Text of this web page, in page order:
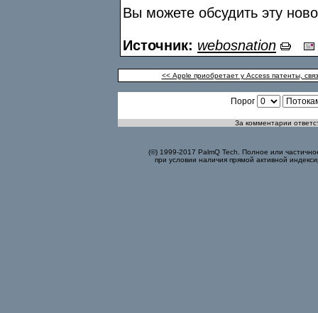
Вы можете обсудить эту
Источник: webosnation
<< Аpple приобретает у Access патенты,
Порог
За комментарии
(©) 1999-2017 PalmQ Tech. Полное или
при условии наличия прямой активной